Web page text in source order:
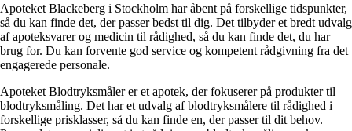
Apoteket Blackeberg i Stockholm har åbent på forskellige tidspunkter,
så du kan finde det, der passer bedst til dig. Det tilbyder et bredt udvalg
af apoteksvarer og medicin til rådighed, så du kan finde det, du har
brug for. Du kan forvente god service og kompetent rådgivning fra det
engagerede personale.
Apoteket Blodtryksmåler er et apotek, der fokuserer på produkter til
blodtryksmåling. Det har et udvalg af blodtryksmålere til rådighed i
forskellige prisklasser, så du kan finde en, der passer til dit behov.